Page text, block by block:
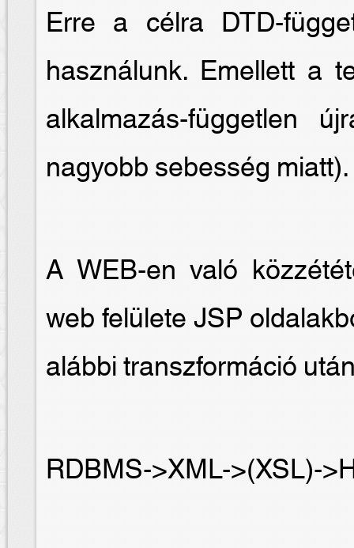
Erre a célra DTD-
használunk. Emellett a
alkalmazás-független
nagyobb sebesség miatt).
A WEB-en való
web felülete JSP
alábbi transzformáció
RDBMS->XML->(XSL)-